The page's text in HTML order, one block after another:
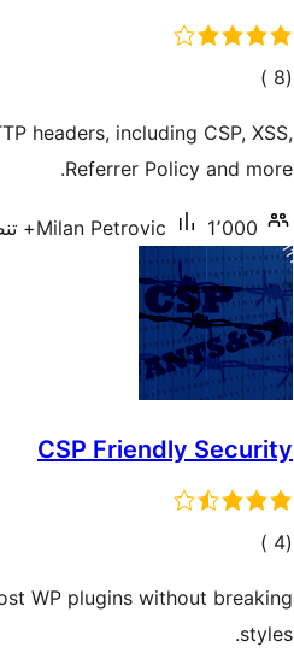
(8
إجمالي)
headers, including CSP, XSS,
Referrer Policy and more.
Milan Petrovic 1٬000+ تنصيب نشط
CSP Friendly Security
(4
إجمالي)
WP plugins without breaking
styles.